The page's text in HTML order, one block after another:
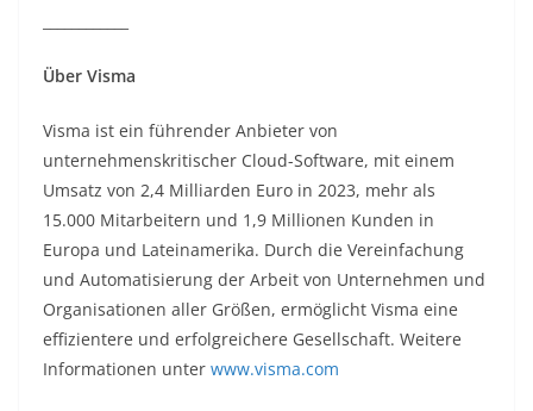
Über Visma
Visma ist ein führender Anbieter von
unternehmenskritischer Cloud-Software, mit einem
Umsatz von 2,4 Milliarden Euro in 2023, mehr als
15.000 Mitarbeitern und 1,9 Millionen Kunden in
Europa und Lateinamerika. Durch die Vereinfachung
und Automatisierung der Arbeit von Unternehmen und
Organisationen aller Größen, ermöglicht Visma eine
effizientere und erfolgreichere Gesellschaft. Weitere
Informationen unter www.visma.com